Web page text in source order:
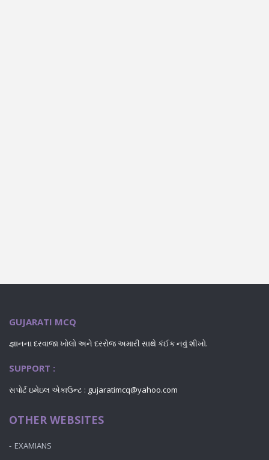
GUJARATI MCQ
જ્ઞાનના દરવાજા ખોલો અને દરરોજ અમારી સાથે કંઈક નવું શીખો.
SUPPORT :
સપોર્ટ ઇમેઇલ એકાઉન્ટ : gujaratimcq@yahoo.com
OTHER WEBSITES
EXAMIANS